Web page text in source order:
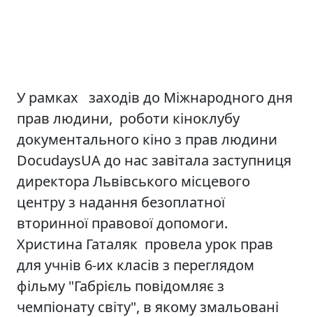
У рамках заходів до Міжнародного дня
прав людини, роботи кіноклубу
документального кіно з прав людини
DocudaysUA до нас завітала заступниця
директора Львівського місцевого
центру з надання безоплатної
вторинної правової допомоги.
Христина Гаталяк провела урок прав
для учнів 6-их класів з переглядом
фільму "Габрієль повідомляє з
чемпіонату світу", в якому змальовані